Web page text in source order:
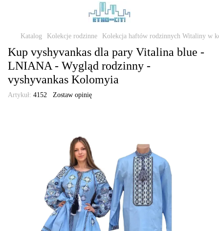
Katalog Kolekcje rodzinne Kolekcja haftów rodzinnych Witaliny w
Kup vyshyvankas dla pary Vitalina blue -
LNIANA - Wygląd rodzinny -
vyshyvankas Kolomyia
Artykuł: 4152 Zostaw opinię